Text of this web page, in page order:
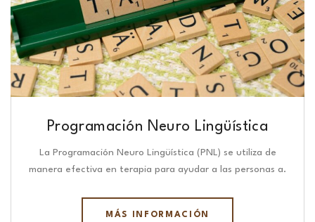
Programación Neuro Lingüística​
La Programación Neuro Lingüística (PNL) se utiliza de
manera efectiva en terapia para ayudar a las personas a.
MÁS INFORMACIÓN